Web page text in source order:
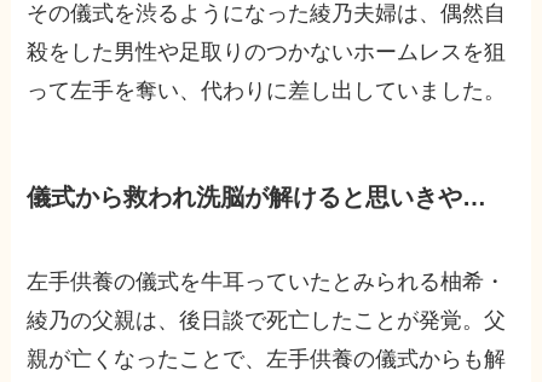
その儀式を渋るようになった綾乃夫婦は、偶然自
殺をした男性や足取りのつかないホームレスを狙
って左手を奪い、代わりに差し出していました。
儀式から救われ洗脳が解けると思いきや…
左手供養の儀式を牛耳っていたとみられる柚希・
綾乃の父親は、後日談で死亡したことが発覚。父
親が亡くなったことで、左手供養の儀式からも解